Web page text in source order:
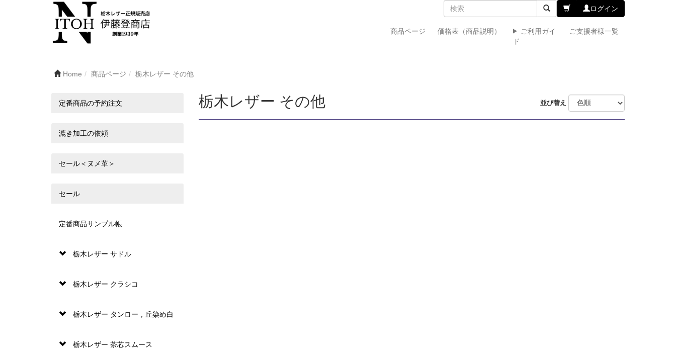
ログイン
商品ページ 価格表（商品説明）
ご利用ガイ
ド
ご支援者様一覧
Home 商品ページ 栃木レザー その他
定番商品の予約注文
漉き加工の依頼
セール＜ヌメ革＞
セール
定番商品サンプル帳
栃木レザー サドル
栃木レザー クラシコ
栃木レザー タンロー，丘染め白
栃木レザー 茶芯スムース
栃木レザー その他 並び替え